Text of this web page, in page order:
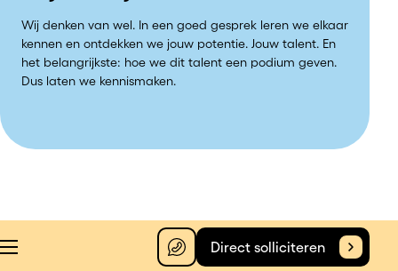
Wij denken van wel. In een goed gesprek leren we elkaar
kennen en ontdekken we jouw potentie. Jouw talent. En
het belangrijkste: hoe we dit talent een podium geven.
Dus laten we kennismaken.
Direct solliciteren